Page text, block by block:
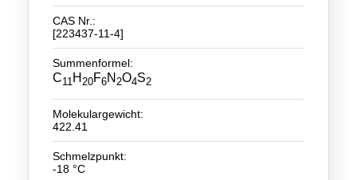
Neue Produkte
Produkthighlights
Ionische Flüssigkeiten
Funktionsfluide & Additive
CAS Nr.:
[223437-11-4]
Summenformel:
C11H 20F6N 2O4S2
Molekulargewicht:
422.41
Schmelzpunkt:
-18 °C